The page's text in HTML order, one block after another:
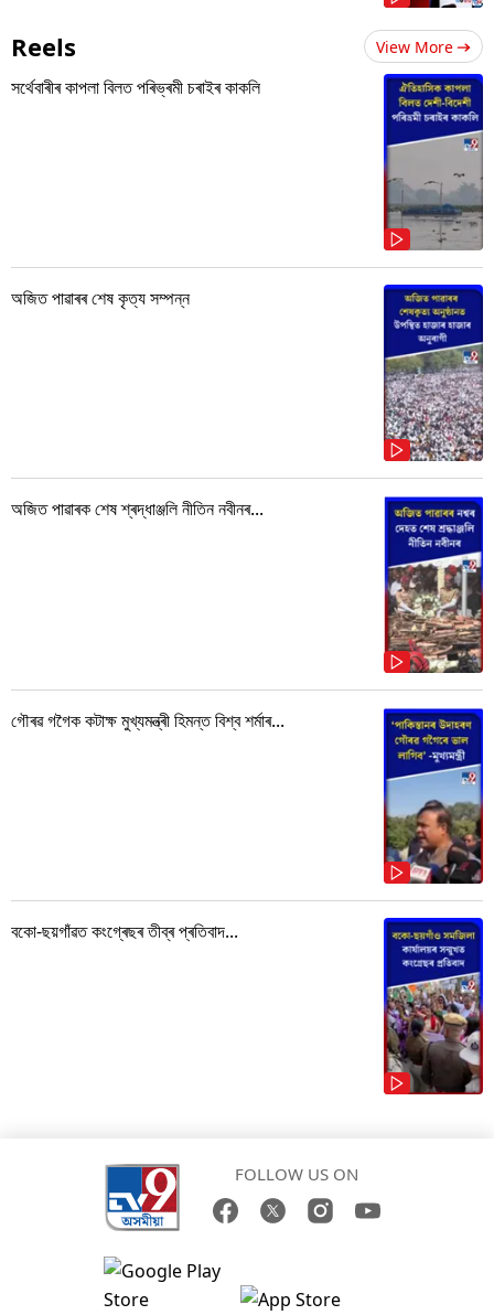
Reels View More
সৰ্থেবাৰীৰ কাপলা বিলত পৰিভ্ৰমী চৰাইৰ কাকলি
অজিত পাৱাৰৰ শেষ কৃত্য সম্পন্ন
অজিত পাৱাৰক শেষ শ্ৰদ্ধাঞ্জলি নীতিন নবীনৰ...
গৌৰৱ গগৈক কটাক্ষ মুখ্যমন্ত্ৰী হিমন্ত বিশ্ব শৰ্মাৰ...
বকো-ছয়গাঁৱত কংগ্ৰেছৰ তীব্ৰ প্ৰতিবাদ...
FOLLOW US ON